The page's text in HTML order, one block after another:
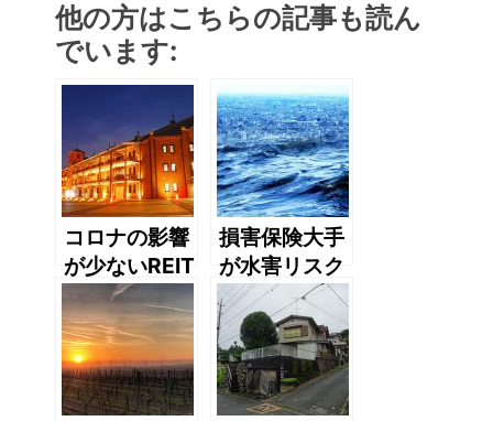
他の方はこちらの記事も読ん
でいます:
コロナの影響
が少ないREIT
は？
損害保険大手
が水害リスク
に応じた地域
別料金を導入